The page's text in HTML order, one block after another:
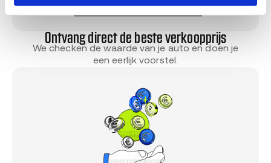
Ontvang direct de beste verkoopprijs
We checken de waarde van je auto en doen je
een eerlijk voorstel.